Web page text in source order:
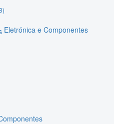
Eletrónica e Componentes